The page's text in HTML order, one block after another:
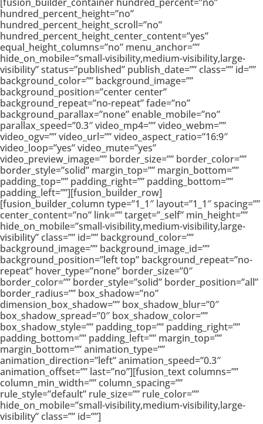
[fusion_builder_container hundred_percent=”no”
hundred_percent_height=”no”
hundred_percent_height_scroll=”no”
hundred_percent_height_center_content=”yes”
equal_height_columns=”no” menu_anchor=””
hide_on_mobile=”small-visibility,medium-visibility,large-
visibility” status=”published” publish_date=”” class=”” id=””
background_color=”” background_image=””
background_position=”center center”
background_repeat=”no-repeat” fade=”no”
background_parallax=”none” enable_mobile=”no”
parallax_speed=”0.3″ video_mp4=”” video_webm=””
video_ogv=”” video_url=”” video_aspect_ratio=”16:9″
video_loop=”yes” video_mute=”yes”
video_preview_image=”” border_size=”” border_color=””
border_style=”solid” margin_top=”” margin_bottom=””
padding_top=”” padding_right=”” padding_bottom=””
padding_left=””][fusion_builder_row]
[fusion_builder_column type=”1_1″ layout=”1_1″ spacing=””
center_content=”no” link=”” target=”_self” min_height=””
hide_on_mobile=”small-visibility,medium-visibility,large-
visibility” class=”” id=”” background_color=””
background_image=”” background_image_id=””
background_position=”left top” background_repeat=”no-
repeat” hover_type=”none” border_size=”0″
border_color=”” border_style=”solid” border_position=”all”
border_radius=”” box_shadow=”no”
dimension_box_shadow=”” box_shadow_blur=”0″
box_shadow_spread=”0″ box_shadow_color=””
box_shadow_style=”” padding_top=”” padding_right=””
padding_bottom=”” padding_left=”” margin_top=””
margin_bottom=”” animation_type=””
animation_direction=”left” animation_speed=”0.3″
animation_offset=”” last=”no”][fusion_text columns=””
column_min_width=”” column_spacing=””
rule_style=”default” rule_size=”” rule_color=””
hide_on_mobile=”small-visibility,medium-visibility,large-
visibility” class=”” id=””]